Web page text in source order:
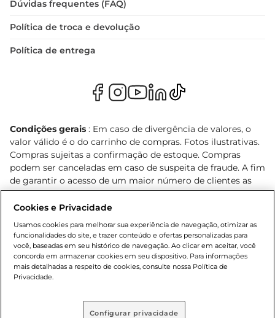
Dúvidas frequentes (FAQ)
Política de troca e devolução
Política de entrega
Condições gerais : Em caso de divergência de valores, o
valor válido é o do carrinho de compras. Fotos ilustrativas.
Compras sujeitas a confirmação de estoque. Compras
podem ser canceladas em caso de suspeita de fraude. A fim
de garantir o acesso de um maior número de clientes as
nossas promoções, a compra de produtos com preços
promocionais poderá ter sua quantidade limitada por
cliente. Os preços, ofertas e condições são exclusivos para
o e-commerce e válidos durante o dia de hoje, podendo
sofrer alterações sem prévia notificação. Proibida a venda
de bebidas alcoólicas para menores de 18 anos, conforme
Lei n.º 8069/90, art. 81, inciso II (Estatuto da Criança e do
prévio. O valor mínimo para as compras on-line é de R$
Cookies e Privacidade
Usamos cookies para melhorar sua experiência de navegação, otimizar as
funcionalidades do site, e trazer conteúdo e ofertas personalizadas para
você, baseadas em seu histórico de navegação. Ao clicar em aceitar, você
concorda em armazenar cookies em seu dispositivo. Para informações
mais detalhadas a respeito de cookies, consulte nossa Política de
Privacidade.
Configurar privacidade